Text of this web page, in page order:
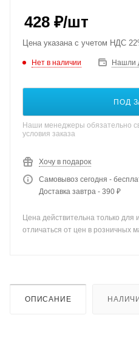
428 ₽/шт
Цена указана с учетом НДС
Нет в наличии Нашли
ПОД
Наши менеджеры обязательно
условия заказа
Хочу в подарок
Самовывоз сегодня -
Доставка завтра - 390 ₽
Цена действительна только для
отличаться от цен в розничных
ОПИСАНИЕ